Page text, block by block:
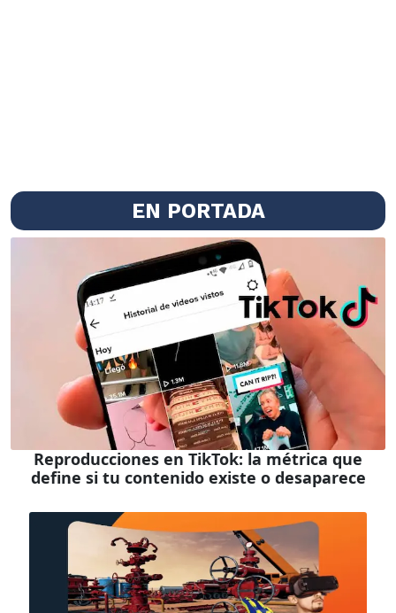
EN PORTADA
Reproducciones en TikTok: la métrica que
define si tu contenido existe o desaparece